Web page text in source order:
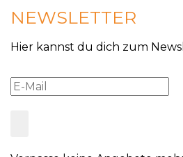
NEWSLETTER
Hier kannst du dich zum